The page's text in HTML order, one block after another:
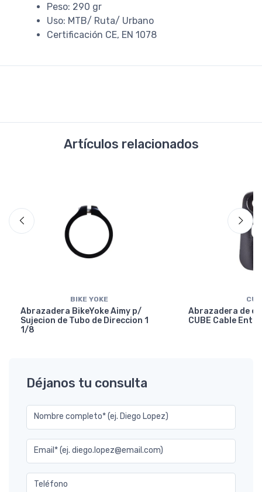
Peso: 290 gr
Uso: MTB/ Ruta/ Urbano
Certificación CE, EN 1078
Artículos relacionados
BIKE YOKE
Abrazadera BikeYoke Aimy p/
Sujecion de Tubo de Direccion 1
1/8
Abrazadera de
CUBE Cable
Déjanos tu consulta
Nombre completo* (ej. Diego Lopez)
Email* (ej. diego.lopez@email.com)
Teléfono